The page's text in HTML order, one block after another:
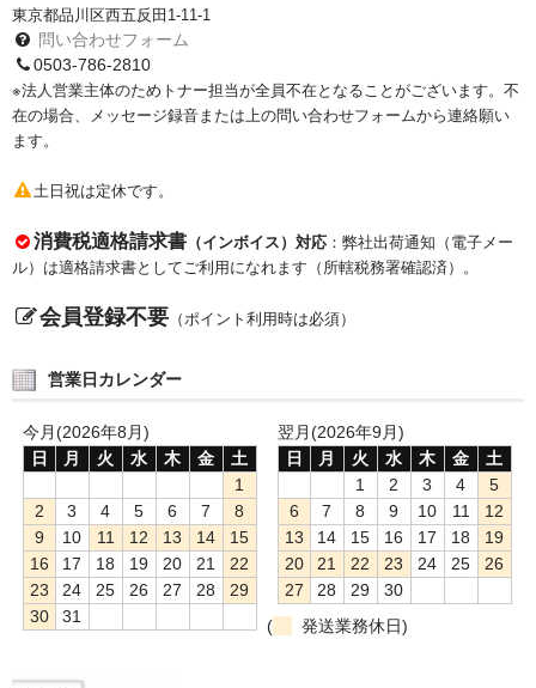
東京都品川区西五反田1-11-1
問い合わせフォーム
0503-786-2810
※法人営業主体のためトナー担当が全員不在となることがございます。不
在の場合、メッセージ録音または上の問い合わせフォームから連絡願い
ます。
土日祝は定休です。
消費税適格請求書 （インボイス）対応 ：弊社出荷通知（電子メー
ル）は適格請求書としてご利用になれます（所轄税務署確認済）。
会員登録不要 （ポイント利用時は必須）
営業日カレンダー
今月(2026年8月)
日
月 火 水 木 金
土
1
2
3 4 5 6 7
8
9
10 11 12 13 14
15
16
17 18 19 20 21
22
23
24 25 26 27 28
29
30
31
翌月(2026年9月)
日
月 火 水 木 金
土
1
2 3 4
5
6
7 8 9 10 11
12
13
14 15 16 17 18
19
20
21 22 23 24 25
26
27
28 29
30
(
発送業務休日)